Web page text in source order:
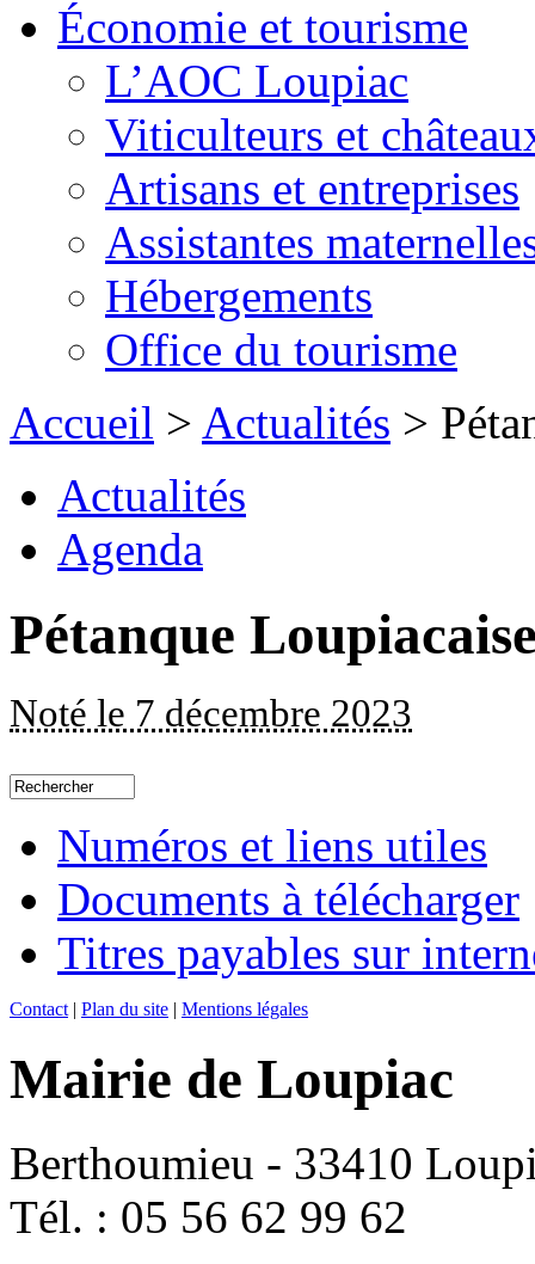
Économie et tourisme
L’AOC Loupiac
Viticulteurs et
Artisans et entreprises
Assistantes
Hébergements
Office du tourisme
Accueil > Actualités >
Actualités
Agenda
Pétanque
Noté le 7 décembre 2023
Numéros et liens utiles
Documents à télécharger
Titres payables sur
Contact | Plan du site | Mentions légales
Mairie de Loupiac
Berthoumieu - 33410
Tél. : 05 56 62 99 62